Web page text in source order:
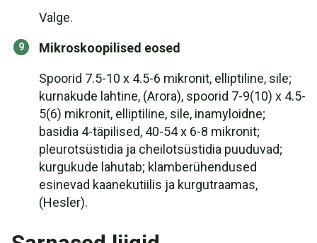
Valge.
Mikroskoopilised eosed
Spoorid 7.5-10 x 4.5-6 mikronit, elliptiline, sile;
kurnakude lahtine, (Arora), spoorid 7-9(10) x 4.5-
5(6) mikronit, elliptiline, sile, inamyloidne;
basidia 4-täpilised, 40-54 x 6-8 mikronit;
pleurotsüstidia ja cheilotsüstidia puuduvad;
kurgukude lahutab; klamberühendused
esinevad kaanekutiilis ja kurgutraamas,
(Hesler).